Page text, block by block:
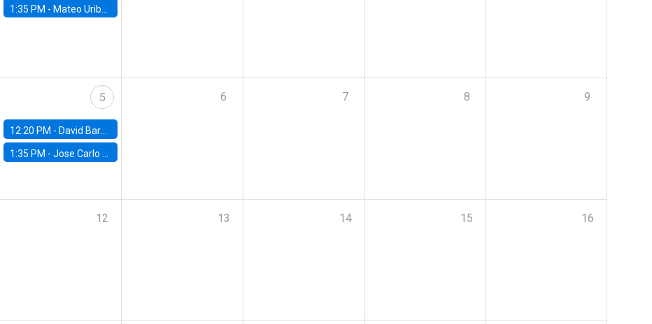
1:35 PM - Mateo Uribe-Castro, Universidad de los Andes (Colombia)
5
12:20 PM - David Bardey, Universidad de los Andes - CEDE
1:35 PM -Jose Carlo Bermudez, UC (ME) & World Bank
6 7 8 9
12 13 14 15 16